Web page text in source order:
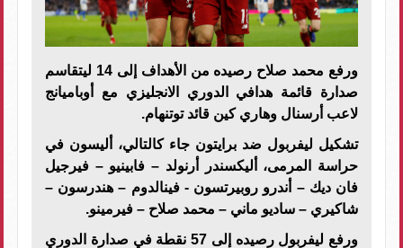
ورفع محمد صلاح رصيده من الأهداف إلى 14 ليتقاسم
صدارة قائمة هدافي الدوري الانجليزي مع أوباميانج
لاعب أرسنال وهاري كين قائد توتنهام.
تشكيل ليفربول ضد برايتون جاء كالتالي، أليسون في
حراسة المرمى، أليكسندر أرنولد – فابينيو – فيرجيل
فان ديك – أندرو روبيرتسون - فينالدوم – هندرسون –
شاكيري – ساديو ماني – محمد صلاح – فيرمينو.
ورفع ليفربول رصيده إلى 57 نقطة في صدارة الدوري